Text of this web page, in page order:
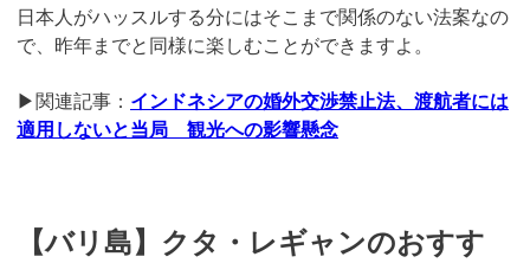
日本人がハッスルする分にはそこまで関係のない法案なの
で、昨年までと同様に楽しむことができますよ。
▶関連記事： インドネシアの婚外交渉禁止法、渡航者には
適用しないと当局 観光への影響懸念
【バリ島】クタ・レギャンのおすす